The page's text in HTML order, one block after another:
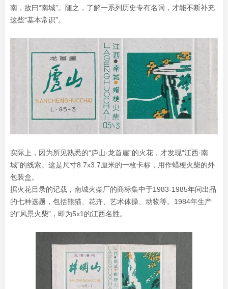
南，故曰“南城”。随之，了解一系列历史专有名词，才能不断补充
这些“基本常识”。
实际上，因为所见熟悉的“庐山·龙首崖”的火花，才发现“江西·南
城”的线索。这是尺寸8.7x3.7厘米的一枚卡标，用作蜡梗火柴的外
包装盒。
据火花目录的记载，南城火柴厂的商标集中于1983-1985年间出品
的七种选题，包括熊猫、花卉、艺术体操、动物等。1984年生产
的“风景火柴”，即为5x1的江西名胜。